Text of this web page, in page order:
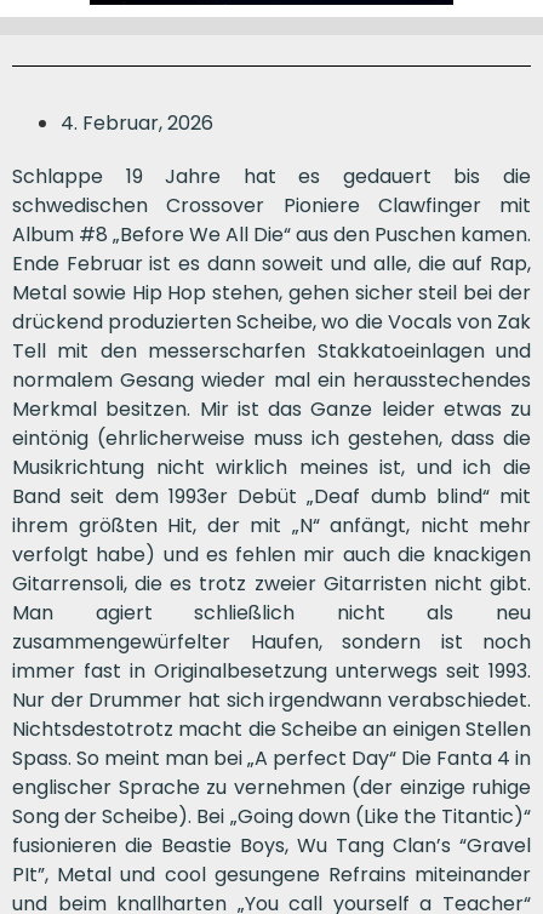
4. Februar, 2026
Schlappe 19 Jahre hat es gedauert bis die
schwedischen Crossover Pioniere Clawfinger mit
Album #8 „Before We All Die“ aus den Puschen kamen.
Ende Februar ist es dann soweit und alle, die auf Rap,
Metal sowie Hip Hop stehen, gehen sicher steil bei der
drückend produzierten Scheibe, wo die Vocals von Zak
Tell mit den messerscharfen Stakkatoeinlagen und
normalem Gesang wieder mal ein herausstechendes
Merkmal besitzen. Mir ist das Ganze leider etwas zu
eintönig (ehrlicherweise muss ich gestehen, dass die
Musikrichtung nicht wirklich meines ist, und ich die
Band seit dem 1993er Debüt „Deaf dumb blind“ mit
ihrem größten Hit, der mit „N“ anfängt, nicht mehr
verfolgt habe) und es fehlen mir auch die knackigen
Gitarrensoli, die es trotz zweier Gitarristen nicht gibt.
Man agiert schließlich nicht als neu
zusammengewürfelter Haufen, sondern ist noch
immer fast in Originalbesetzung unterwegs seit 1993.
Nur der Drummer hat sich irgendwann verabschiedet.
Nichtsdestotrotz macht die Scheibe an einigen Stellen
Spass. So meint man bei „A perfect Day“ Die Fanta 4 in
englischer Sprache zu vernehmen (der einzige ruhige
Song der Scheibe). Bei „Going down (Like the Titantic)“
fusionieren die Beastie Boys, Wu Tang Clan’s “Gravel
PIt”, Metal und cool gesungene Refrains miteinander
und beim knallharten „You call yourself a Teacher“